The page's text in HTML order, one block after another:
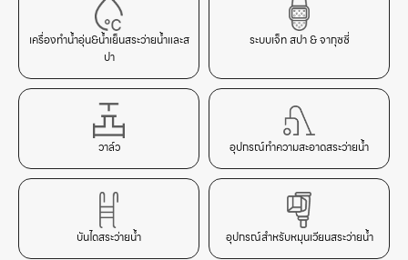
เครื่องทำน้ำอุ่น&น้ำเย็นสระว่ายน้ำและส
ปา
ระบบเจ็ท สปา & จากุซซี่
วาล์ว อุปกรณ์ทำความสะอาดสระว่ายน้ำ
บันไดสระว่ายน้ำ อุปกรณ์สำหรับหมุนเวียนสระว่ายน้ำ